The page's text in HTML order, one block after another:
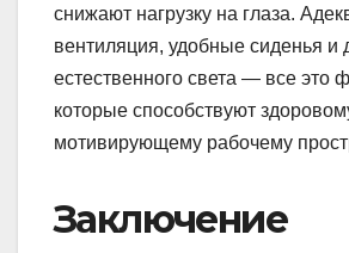
снижают нагрузку на глаза.
вентиляция, удобные сиденья и
естественного света — все это
которые способствуют
мотивирующему рабочему
Заключение